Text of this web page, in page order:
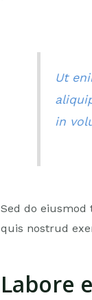
Ut
in
Sed do
quis nostrud
Labore